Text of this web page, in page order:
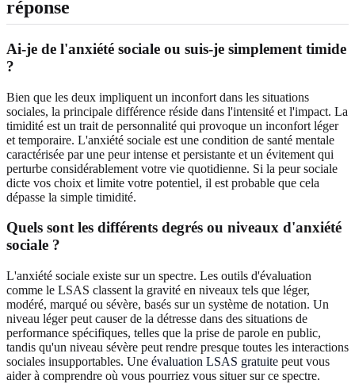
réponse
Ai-je de l'anxiété sociale ou suis-je simplement timide
?
Bien que les deux impliquent un inconfort dans les situations
sociales, la principale différence réside dans l'intensité et l'impact. La
timidité est un trait de personnalité qui provoque un inconfort léger
et temporaire. L'anxiété sociale est une condition de santé mentale
caractérisée par une peur intense et persistante et un évitement qui
perturbe considérablement votre vie quotidienne. Si la peur sociale
dicte vos choix et limite votre potentiel, il est probable que cela
dépasse la simple timidité.
Quels sont les différents degrés ou niveaux d'anxiété
sociale ?
L'anxiété sociale existe sur un spectre. Les outils d'évaluation
comme le LSAS classent la gravité en niveaux tels que léger,
modéré, marqué ou sévère, basés sur un système de notation. Un
niveau léger peut causer de la détresse dans des situations de
performance spécifiques, telles que la prise de parole en public,
tandis qu'un niveau sévère peut rendre presque toutes les interactions
sociales insupportables. Une évaluation LSAS gratuite peut vous
aider à comprendre où vous pourriez vous situer sur ce spectre.